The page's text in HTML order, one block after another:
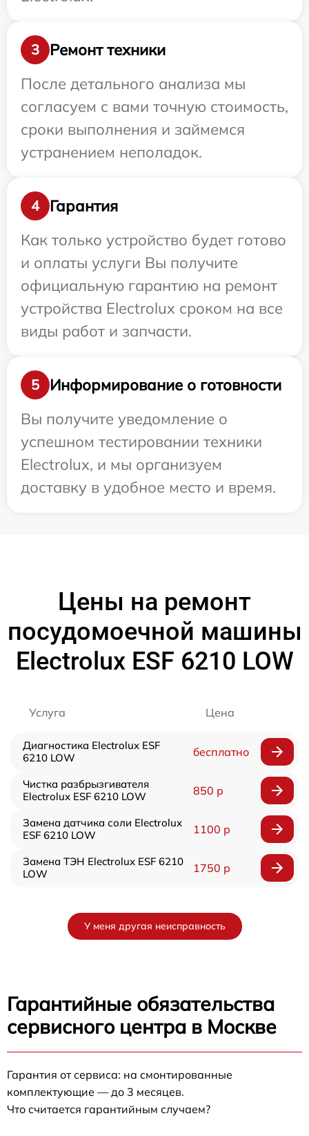
3
Ремонт техники
После детального анализа мы
согласуем с вами точную стоимость,
сроки выполнения и займемся
устранением неполадок.
4
Гарантия
Как только устройство будет готово
и оплаты услуги Вы получите
официальную гарантию на ремонт
устройства Electrolux сроком на все
виды работ и запчасти.
5
Информирование о готовности
Вы получите уведомление о
успешном тестировании техники
Electrolux, и мы организуем
доставку в удобное место и время.
Цены на ремонт
посудомоечной машины
Electrolux ESF 6210 LOW
Услуга Цена
Диагностика Electrolux ESF
6210 LOW
бесплатно
Чистка разбрызгивателя
Electrolux ESF 6210 LOW
850 р
Замена датчика соли Electrolux
ESF 6210 LOW
1100 р
Замена ТЭН Electrolux ESF 6210
LOW
1750 р
У меня другая неисправность
Гарантийные обязательства
сервисного центра в Москве
Гарантия от сервиса: на смонтированные
комплектующие — до 3 месяцев.
Что считается гарантийным случаем?